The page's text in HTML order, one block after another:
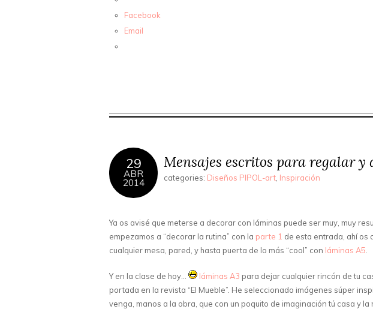
Facebook
Email
29
ABR
2014
Mensajes escritos para regalar y
categories: Diseños PIPOL-art Inspiración
Ya os avisé que meterse a decorar con láminas puede ser muy, muy
empezamos a “decorar la rutina” con la parte 1 de esta entrada, ahí os
cualquier mesa, pared, y hasta puerta de lo más “cool” con láminas A5
Y en la clase de hoy… láminas A3 para dejar cualquier rincón de tu
portada en la revista “El Mueble”. He seleccionado imágenes súper
venga, manos a la obra, que con un poquito de imaginación tú casa y